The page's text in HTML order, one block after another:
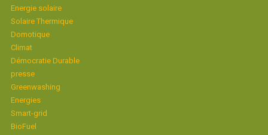
Energie solaire
Solaire Thermique
Domotique
Climat
Démocratie Durable
presse
Greenwashing
Energies
Smart-grid
BioFuel